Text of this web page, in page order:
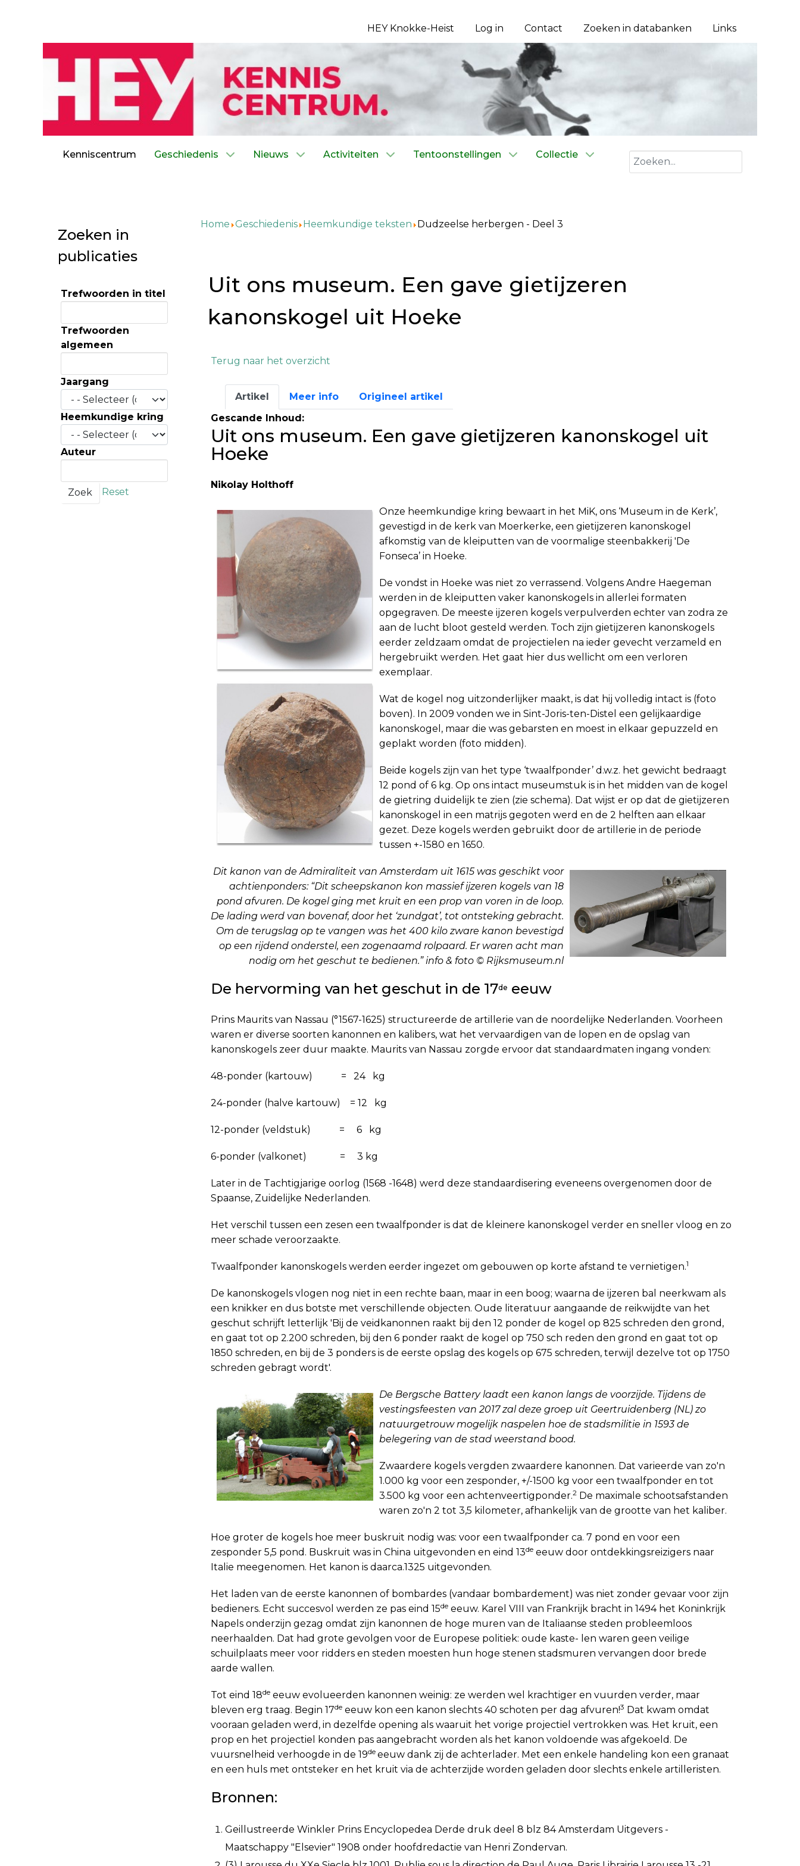
HEY Knokke-Heist Log in Contact Zoeken in databanken Links
Kenniscentrum Geschiedenis Nieuws Activiteiten Tentoonstellingen Collectie Zoeken
Zoeken in
publicaties
Trefwoorden in titel
Trefwoorden
algemeen
Jaargang
Heemkundige kring
Auteur
Reset
Home Geschiedenis Heemkundige teksten Dudzeelse herbergen - Deel 3
Uit ons museum. Een gave gietijzeren
kanonskogel uit Hoeke
Terug naar het overzicht
Artikel Meer info
Origineel artikel
Gescande Inhoud:
Uit ons museum. Een gave gietijzeren kanonskogel uit
Hoeke
Nikolay Holthoff
Onze heemkundige kring bewaart in het MiK, ons ‘Museum in de Kerk’,
gevestigd in de kerk van Moerkerke, een gietijzeren kanonskogel
afkomstig van de kleiputten van de voormalige steenbakkerij 'De
Fonseca’ in Hoeke.
De vondst in Hoeke was niet zo verrassend. Volgens Andre Haegeman
werden in de kleiputten vaker kanonskogels in allerlei formaten
opgegraven. De meeste ijzeren kogels verpulverden echter van zodra ze
aan de lucht bloot gesteld wer­den. Toch zijn gietijzeren kanonskogels
eerder zeldzaam omdat de projectielen na ieder gevecht verzameld en
hergebruikt werden. Het gaat hier dus wellicht om een verloren
exemplaar.
Wat de kogel nog uitzonderlijker maakt, is dat hij volledig intact is (foto
boven). In 2009 vonden we in Sint-Joris-ten-Distel een gelijkaardige
kanons­kogel, maar die was gebarsten en moest in elkaar gepuzzeld en
geplakt worden (foto midden).
Beide kogels zijn van het type ‘twaalfponder’ d.w.z. het gewicht bedraagt
12 pond of 6 kg. Op ons intact museumstuk is in het midden van de kogel
de gietring duidelijk te zien (zie schema). Dat wijst er op dat de gietijzeren
kanonskogel in een matrijs gegoten werd en de 2 helften aan elkaar
gezet. Deze kogels werden gebruikt door de artillerie in de periode
tussen +-1580 en 1650.
Dit kanon van de Admiraliteit van Amsterdam uit 1615 was geschikt voor
achtienponders: “Dit scheepskanon kon massief ijzeren kogels van 18
pond afvuren. De kogel ging met kruit en een prop van voren in de loop.
De lading werd van bovenaf, door het ‘zundgat’, tot ontsteking gebracht.
Om de terugslag op te vangen was het 400 kilo zware ka­non bevestigd
op een rijdend onderstel, een zogenaamd rolpaard. Er waren acht man
nodig om het geschut te bedienen.” info & foto © Rijksmuseum.nl
De hervorming van het geschut in de 17de eeuw
Prins Maurits van Nassau (°1567-1625) structureerde de artillerie van de noordelijke Nederlanden. Voorheen
waren er diverse soorten kanonnen en kalibers, wat het vervaardigen van de lopen en de opslag van
kanonskogels zeer duur maakte. Maurits van Nassau zorgde ervoor dat standaardmaten ingang vonden:
48-ponder (kartouw) = 24 kg
24-ponder (halve kartouw) = 12 kg
12-ponder (veldstuk) = 6 kg
6-ponder (valkonet) = 3 kg
Later in de Tachtigjarige oorlog (1568 -1648) werd deze standaardisering eveneens overgenomen door de
Spaanse, Zuidelijke Nederlanden.
Het verschil tussen een zesen een twaalfpon­der is dat de kleinere kanonskogel verder en sneller vloog en zo
meer schade veroorzaakte.
Twaalfponder kanonskogels werden eerder ingezet om gebouwen op korte afstand te vernietigen.1
De kanonskogels vlogen nog niet in een rechte baan, maar in een boog; waarna de ijzeren bal neerkwam als
een knikker en dus botste met verschillende objecten. Oude literatuur aangaande de reikwijdte van het
geschut schrijft letterlijk 'Bij de veidkanonnen raakt bij den 12 ponder de kogel op 825 schreden den grond,
en gaat tot op 2.200 schreden, bij den 6 ponder raakt de kogel op 750 sch reden den grond en gaat tot op
1850 schreden, en bij de 3 ponders is de eerste opslag des kogels op 675 schreden, terwijl dezelve tot op 1750
schre­den gebragt wordt'.
De Bergsche Battery laadt een kanon langs de voorzijde. Tijdens de
vestingsfeesten van 2017 zal deze groep uit Geertruidenberg (NL) zo
natuurgetrouw mogelijk naspelen hoe de stadsmilitie in 1593 de
belegering van de stad weerstand bood.
Zwaardere kogels vergden zwaardere kanonnen. Dat varieerde van zo'n
1.000 kg voor een zesponder, +/-1500 kg voor een twaalfponder en tot
3.500 kg voor een achtenveertigponder.2De maximale schootsafstanden
waren zo'n 2 tot 3,5 kilometer, afhankelijk van de grootte van het kaliber.
Hoe groter de kogels hoe meer buskruit nodig was: voor een twaalfponder ca. 7 pond en voor een
zesponder 5,5 pond. Buskruit was in China uitgevonden en eind 13de eeuw door ontdekkingsreizigers naar
Italie meegenomen. Het kanon is daarca.1325 uitgevonden.
Het laden van de eerste kanonnen of bombardes (vandaar bombardement) was niet zonder gevaar voor zijn
bedieners. Echt succesvol werden ze pas eind 15de eeuw. Karel VIII van Frankrijk bracht in 1494 het Koninkrijk
Napels onderzijn gezag omdat zijn kanonnen de hoge muren van de Italiaanse steden probleemloos
neerhaalden. Dat had grote gevolgen voor de Europese politiek: oude kaste- len waren geen veilige
schuilplaats meer voor ridders en steden moesten hun hoge stenen stadsmuren vervangen door brede
aarde wallen.
Tot eind 18de eeuw evolueerden kanonnen weinig: ze werden wel krachtiger en vuurden verder, maar
bleven erg traag. Begin 17de eeuw kon een kanon slechts 40 schoten per dag afvuren!3 Dat kwam omdat
vooraan geladen werd, in dezelfde opening als waaruit het vorige projectiel vertrokken was. Het kruit, een
prop en het projectiel konden pas aangebracht worden als het kanon voldoende was afgekoeld. De
vuursnelheid verhoogde in de 19de eeuw dank zij de achterlader. Met een enkele handeling kon een granaat
en een huls met ontsteker en het kruit via de achterzijde worden geladen door slechts enkele artilleristen.
Bronnen:
Geillustreerde Winkler Prins Encyclopedea Derde druk deel 8 blz 84 Amsterdam Uitgevers -
Maatschappy "Elsevier" 1908 onder hoofdredactie van Henri Zondervan.